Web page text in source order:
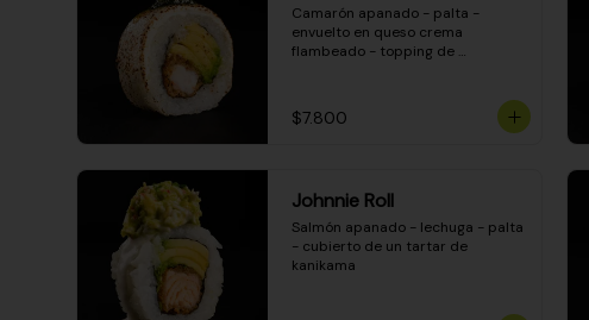
Camarón apanado - palta -
envuelto en queso crema
flambeado - topping de
$7.800
Johnnie Roll
Salmón apanado - lechuga - palta
- cubierto de un tartar de
kanikama